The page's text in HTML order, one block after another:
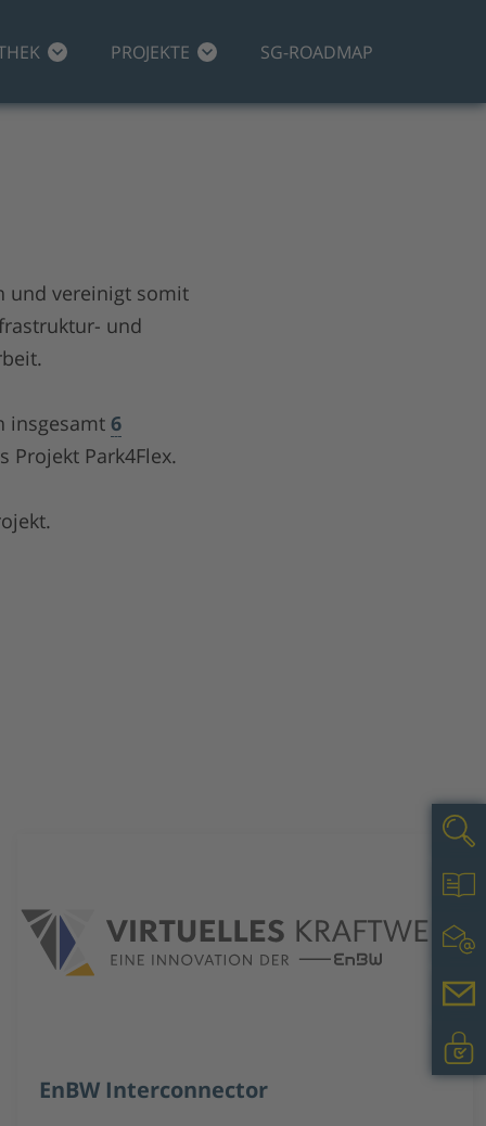
PROJEKTE SG-ROADMAP
und vereinigt somit
und
insgesamt 6
Projekt Park4Flex.
EnBW Interconnector